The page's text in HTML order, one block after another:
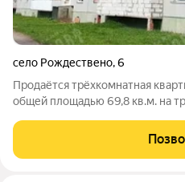
село Рождествено,6
Продаётся трёхкомнатная
общей площадью 69,8 кв.м. на
(Тверская область, 38 км от
Комнаты изолированные,